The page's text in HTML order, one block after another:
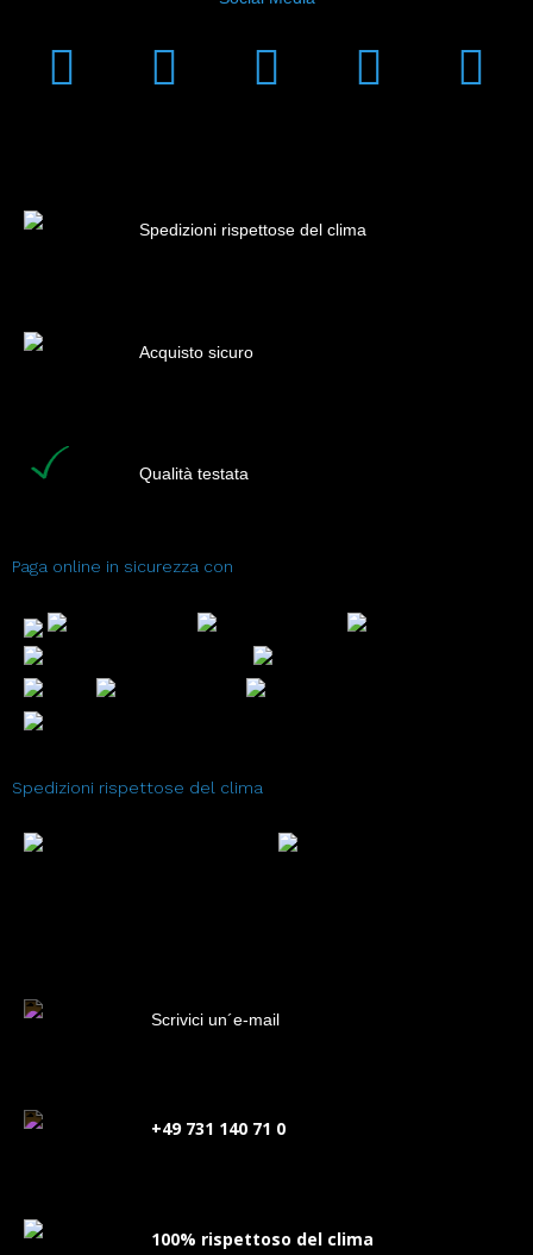
Instagram
Facebook
Linkedin
Spedizioni rispettose del clima
Acquisto sicuro
Qualità testata
Paga online in sicurezza con
Spedizioni rispettose del clima
Scrivici un´e-mail
+49 731 140 71 0
100% rispettoso del clima